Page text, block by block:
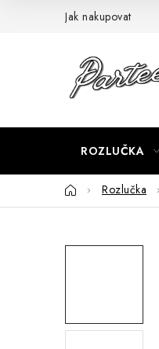
Jak nakupovat
ROZLUČKA
DomůRozlučka